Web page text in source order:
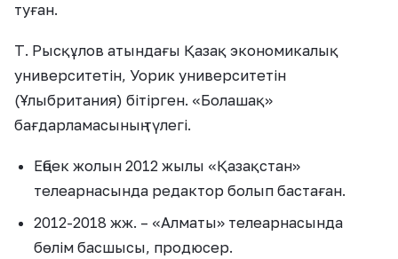
туған.
Т. Рысқұлов атындағы Қазақ экономикалық
университетін, Уорик университетін
(Ұлыбритания) бітірген. «Болашақ»
бағдарламасының түлегі.
Еңбек жолын 2012 жылы «Қазақстан»
телеарнасында редактор болып бастаған.
2012-2018 жж. – «Алматы» телеарнасында
бөлім басшысы, продюсер.